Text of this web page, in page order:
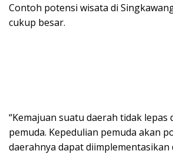
Contoh potensi wisata di
cukup besar.
“Kemajuan suatu daerah tidak lepas
pemuda. Kepedulian pemuda akan
daerahnya dapat